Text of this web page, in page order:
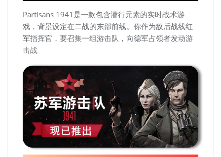
Partisans 1941是一款包含潜行元素的实时战术游
戏，背景设定在二战的东部前线。你作为敌后战线红
军指挥官，要召集一组游击队，向德军占领者发动游
击战